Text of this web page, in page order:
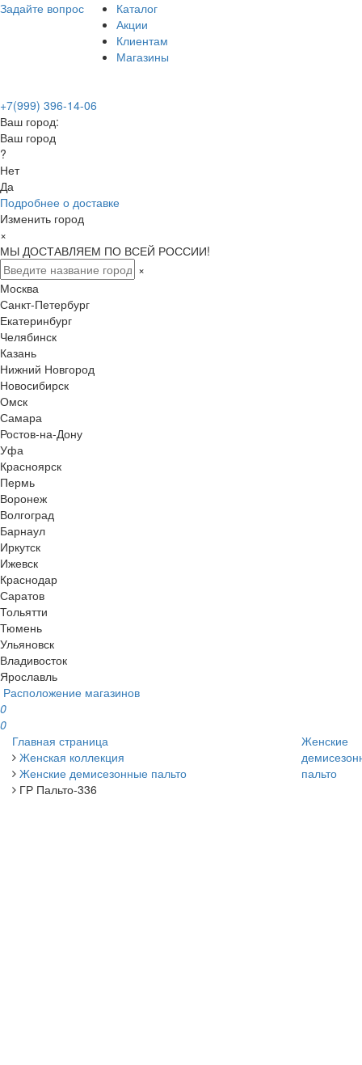
Задайте вопрос
Каталог
Акции
Клиентам
Магазины
+7(999) 396-14-06
Ваш город:
Ваш город
?
Нет
Да
Подробнее о доставке
Изменить город
×
МЫ ДОСТАВЛЯЕМ ПО ВСЕЙ РОССИИ!
×
Москва
Санкт-Петербург
Екатеринбург
Челябинск
Казань
Нижний Новгород
Новосибирск
Омск
Самара
Ростов-на-Дону
Уфа
Красноярск
Пермь
Воронеж
Волгоград
Барнаул
Иркутск
Ижевск
Краснодар
Саратов
Тольятти
Тюмень
Ульяновск
Владивосток
Ярославль
Расположение магазинов
0
0
Главная страница
Женская коллекция
Женские демисезонные пальто
ГР Пальто-336
Женские
пальто